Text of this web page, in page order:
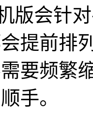
版会针
提前排
要频繁
手。